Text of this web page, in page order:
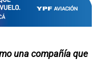
una compañía que